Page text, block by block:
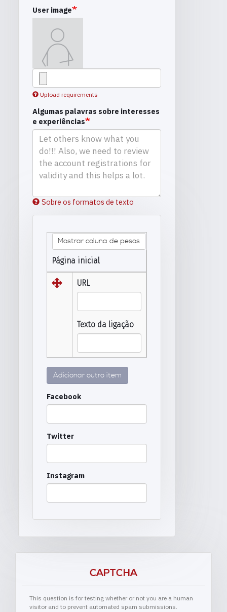
User image
Upload requirements
Algumas palavras sobre interesses
e experiências
Sobre os formatos de texto
Mostrar coluna de pesos
Página inicial
URL
Texto da ligação
Adicionar outro item
Facebook
Twitter
Instagram
CAPTCHA
This question is for testing whether or not you are a human
visitor and to prevent automated spam submissions.